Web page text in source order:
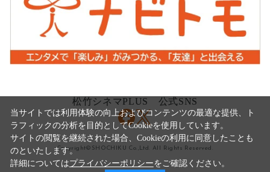
松竹シネマPLUS 公式SNS
Copyright©SHOCHIKU Co.,Ltd. All Rights Reserved.
当サイトでは利用体験の向上およびコンテンツの最適な提供、ト
ラフィックの分析を目的としてCookieを使用しています。
サイトの閲覧を継続された場合、Cookieの利用に同意したことも
のといたします。
詳細についてはプライバシーポリシーをご確認ください。